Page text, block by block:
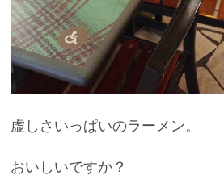
虚しさいっぱいのラーメン。
おいしいですか？